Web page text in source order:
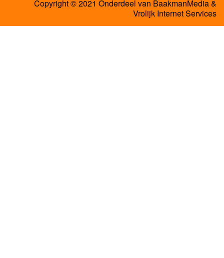
Copyright © 2021 Onderdeel van BaakmanMedia&
Vrolijk Internet Services